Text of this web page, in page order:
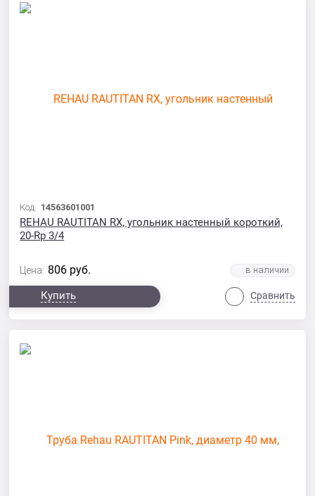
Код: 14563601001
REHAU RAUTITAN RX, угольник настенный короткий,
20-Rp 3/4
Цена: 806 руб.
Купить Сравнить